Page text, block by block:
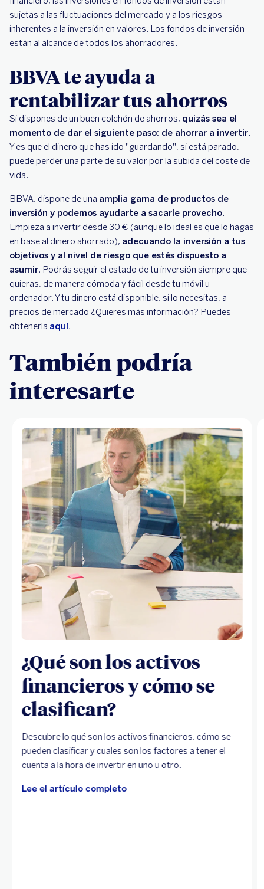
sujetas a las fluctuaciones del mercado y a los riesgos
inherentes a la inversión en valores. Los fondos de inversión
están al alcance de todos los ahorradores.
BBVA te ayuda a
rentabilizar tus ahorros
Si dispones de un buen colchón de ahorros, quizás sea el
momento de dar el siguiente paso: de ahorrar a invertir.
Y es que el dinero que has ido "guardando", si está parado,
puede perder una parte de su valor por la subida del coste de
vida.
BBVA, dispone de una amplia gama de productos de
inversión y podemos ayudarte a sacarle provecho.
Empieza a invertir desde 30 € (aunque lo ideal es que lo hagas
en base al dinero ahorrado), adecuando la inversión a tus
objetivos y al nivel de riesgo que estés dispuesto a
asumir. Podrás seguir el estado de tu inversión siempre que
quieras, de manera cómoda y fácil desde tu móvil u
ordenador. Y tu dinero está disponible, si lo necesitas, a
precios de mercado ¿Quieres más información? Puedes
obtenerla aquí.
También podría
interesarte
¿Qué son los activos
financieros y cómo se
clasifican?
Descubre lo qué son los activos financieros, cómo se
pueden clasificar y cuales son los factores a tener el
cuenta a la hora de invertir en uno u otro.
Lee el artículo completo